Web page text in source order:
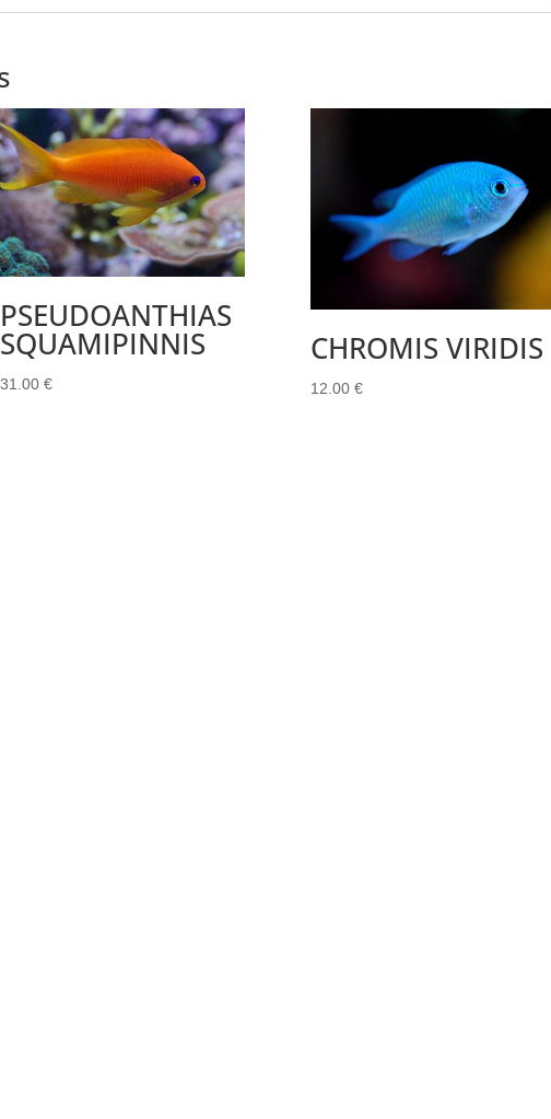
PSEUDOANTHIAS
SQUAMIPINNIS
31.00 €
CHROMIS VIRIDIS
12.00 €